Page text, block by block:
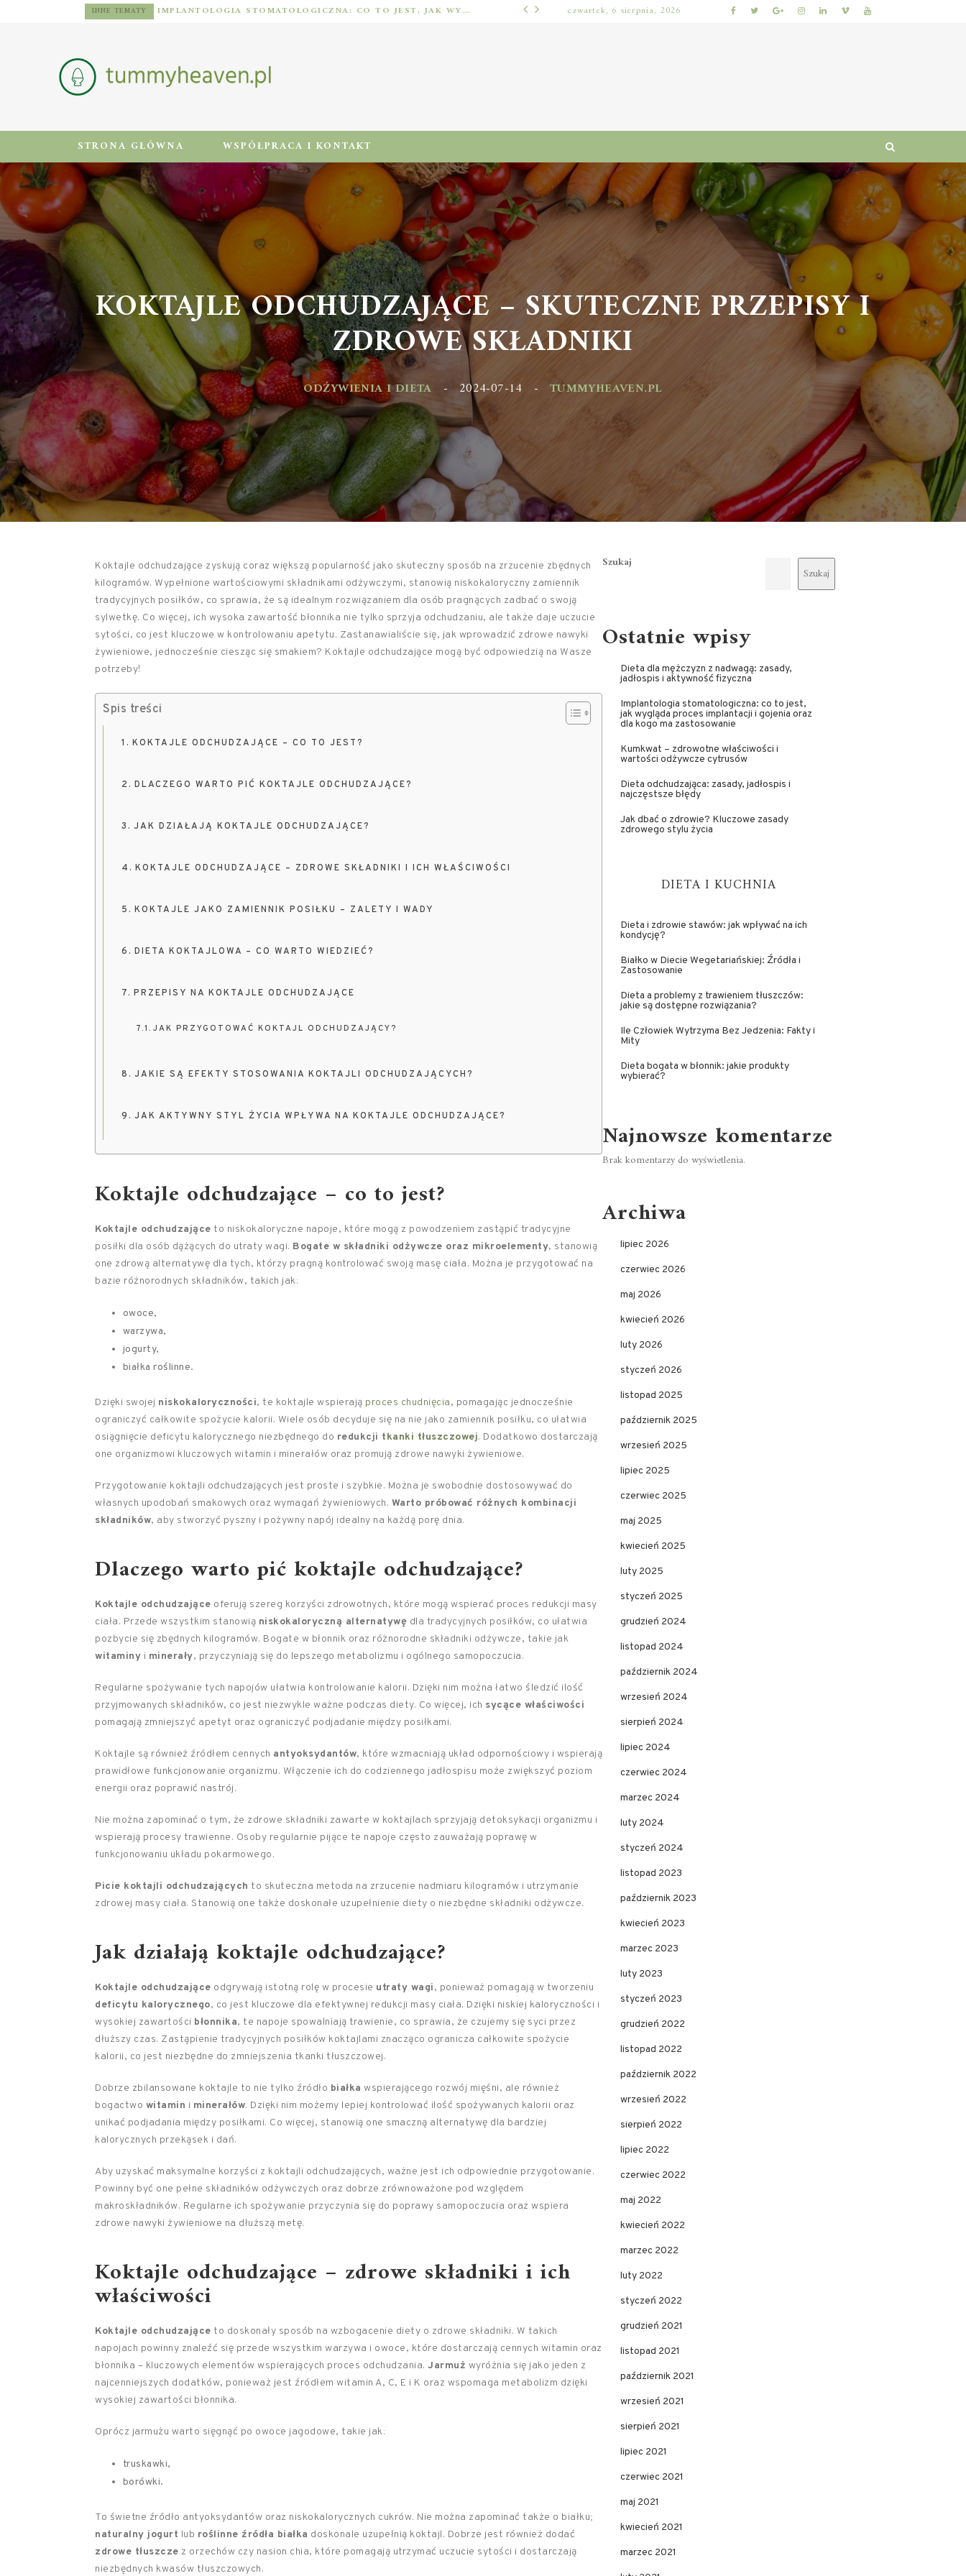
INNE TEMATY IMPLANTOLOGIA STOMATOLOGICZNA: CO TO JEST, JAK WYGLĄDA PROCES IMPLANTACJI I GOJENIA ORAZ DLA KOGO MA ZASTOSOWANIE ODŻYWIENIA I DIETA
czwartek, 6 sierpnia, 2026
STRONA GŁÓWNA WSPÓŁPRACA I KONTAKT
KOKTAJLE ODCHUDZAJĄCE – SKUTECZNE PRZEPISY I
ZDROWE SKŁADNIKI
ODŻYWIENIA I DIETA 2024-07-14 TUMMYHEAVEN.PL
Koktajle odchudzające zyskują coraz większą popularność jako skuteczny sposób na zrzucenie zbędnych
kilogramów. Wypełnione wartościowymi składnikami odżywczymi, stanowią niskokaloryczny zamiennik
tradycyjnych posiłków, co sprawia, że są idealnym rozwiązaniem dla osób pragnących zadbać o swoją
sylwetkę. Co więcej, ich wysoka zawartość błonnika nie tylko sprzyja odchudzaniu, ale także daje uczucie
sytości, co jest kluczowe w kontrolowaniu apetytu. Zastanawialiście się, jak wprowadzić zdrowe nawyki
żywieniowe, jednocześnie ciesząc się smakiem? Koktajle odchudzające mogą być odpowiedzią na Wasze
potrzeby!
Spis treści
KOKTAJLE ODCHUDZAJĄCE – CO TO JEST?
DLACZEGO WARTO PIĆ KOKTAJLE ODCHUDZAJĄCE?
JAK DZIAŁAJĄ KOKTAJLE ODCHUDZAJĄCE?
KOKTAJLE ODCHUDZAJĄCE – ZDROWE SKŁADNIKI I ICH WŁAŚCIWOŚCI
KOKTAJLE JAKO ZAMIENNIK POSIŁKU – ZALETY I WADY
DIETA KOKTAJLOWA – CO WARTO WIEDZIEĆ?
PRZEPISY NA KOKTAJLE ODCHUDZAJĄCE
JAK PRZYGOTOWAĆ KOKTAJL ODCHUDZAJĄCY?
JAKIE SĄ EFEKTY STOSOWANIA KOKTAJLI ODCHUDZAJĄCYCH?
JAK AKTYWNY STYL ŻYCIA WPŁYWA NA KOKTAJLE ODCHUDZAJĄCE?
Koktajle odchudzające – co to jest?
Koktajle odchudzające to niskokaloryczne napoje, które mogą z powodzeniem zastąpić tradycyjne
posiłki dla osób dążących do utraty wagi. Bogate w składniki odżywcze oraz mikroelementy, stanowią
one zdrową alternatywę dla tych, którzy pragną kontrolować swoją masę ciała. Można je przygotować na
bazie różnorodnych składników, takich jak:
owoce,
warzywa,
jogurty,
białka roślinne.
Dzięki swojej niskokaloryczności, te koktajle wspierają proces chudnięcia, pomagając jednocześnie
ograniczyć całkowite spożycie kalorii. Wiele osób decyduje się na nie jako zamiennik posiłku, co ułatwia
osiągnięcie deficytu kalorycznego niezbędnego do redukcji tkanki tłuszczowej. Dodatkowo dostarczają
one organizmowi kluczowych witamin i minerałów oraz promują zdrowe nawyki żywieniowe.
Przygotowanie koktajli odchudzających jest proste i szybkie. Można je swobodnie dostosowywać do
własnych upodobań smakowych oraz wymagań żywieniowych. Warto próbować różnych kombinacji
składników, aby stworzyć pyszny i pożywny napój idealny na każdą porę dnia.
Dlaczego warto pić koktajle odchudzające?
Koktajle odchudzające oferują szereg korzyści zdrowotnych, które mogą wspierać proces redukcji masy
ciała. Przede wszystkim stanowią niskokaloryczną alternatywę dla tradycyjnych posiłków, co ułatwia
pozbycie się zbędnych kilogramów. Bogate w błonnik oraz różnorodne składniki odżywcze, takie jak
witaminy i minerały, przyczyniają się do lepszego metabolizmu i ogólnego samopoczucia.
Regularne spożywanie tych napojów ułatwia kontrolowanie kalorii. Dzięki nim można łatwo śledzić ilość
przyjmowanych składników, co jest niezwykle ważne podczas diety. Co więcej, ich sycące właściwości
pomagają zmniejszyć apetyt oraz ograniczyć podjadanie między posiłkami.
Koktajle są również źródłem cennych antyoksydantów, które wzmacniają układ odpornościowy i wspierają
prawidłowe funkcjonowanie organizmu. Włączenie ich do codziennego jadłospisu może zwiększyć poziom
energii oraz poprawić nastrój.
Nie można zapominać o tym, że zdrowe składniki zawarte w koktajlach sprzyjają detoksykacji organizmu i
wspierają procesy trawienne. Osoby regularnie pijące te napoje często zauważają poprawę w
funkcjonowaniu układu pokarmowego.
Picie koktajli odchudzających to skuteczna metoda na zrzucenie nadmiaru kilogramów i utrzymanie
zdrowej masy ciała. Stanowią one także doskonałe uzupełnienie diety o niezbędne składniki odżywcze.
Jak działają koktajle odchudzające?
Koktajle odchudzające odgrywają istotną rolę w procesie utraty wagi, ponieważ pomagają w tworzeniu
deficytu kalorycznego, co jest kluczowe dla efektywnej redukcji masy ciała. Dzięki niskiej kaloryczności i
wysokiej zawartości błonnika, te napoje spowalniają trawienie, co sprawia, że czujemy się syci przez
dłuższy czas. Zastąpienie tradycyjnych posiłków koktajlami znacząco ogranicza całkowite spożycie
kalorii, co jest niezbędne do zmniejszenia tkanki tłuszczowej.
Dobrze zbilansowane koktajle to nie tylko źródło białka wspierającego rozwój mięśni, ale również
bogactwo witamin i minerałów. Dzięki nim możemy lepiej kontrolować ilość spożywanych kalorii oraz
unikać podjadania między posiłkami. Co więcej, stanowią one smaczną alternatywę dla bardziej
kalorycznych przekąsek i dań.
Aby uzyskać maksymalne korzyści z koktajli odchudzających, ważne jest ich odpowiednie przygotowanie.
Powinny być one pełne składników odżywczych oraz dobrze zrównoważone pod względem
makroskładników. Regularne ich spożywanie przyczynia się do poprawy samopoczucia oraz wspiera
zdrowe nawyki żywieniowe na dłuższą metę.
Koktajle odchudzające – zdrowe składniki i ich
właściwości
Koktajle odchudzające to doskonały sposób na wzbogacenie diety o zdrowe składniki. W takich
napojach powinny znaleźć się przede wszystkim warzywa i owoce, które dostarczają cennych witamin oraz
błonnika – kluczowych elementów wspierających proces odchudzania. Jarmuż wyróżnia się jako jeden z
najcenniejszych dodatków, ponieważ jest źródłem witamin A, C, E i K oraz wspomaga metabolizm dzięki
wysokiej zawartości błonnika.
Oprócz jarmużu warto sięgnąć po owoce jagodowe, takie jak:
truskawki,
borówki.
To świetne źródło antyoksydantów oraz niskokalorycznych cukrów. Nie można zapominać także o białku;
naturalny jogurt lub roślinne źródła białka doskonale uzupełnią koktajl. Dobrze jest również dodać
zdrowe tłuszcze z orzechów czy nasion chia, które pomagają utrzymać uczucie sytości i dostarczają
niezbędnych kwasów tłuszczowych.
Szukaj
Szukaj
Ostatnie wpisy
Dieta dla mężczyzn z nadwagą: zasady,
jadłospis i aktywność fizyczna
Implantologia stomatologiczna: co to jest,
jak wygląda proces implantacji i gojenia oraz
dla kogo ma zastosowanie
Kumkwat – zdrowotne właściwości i
wartości odżywcze cytrusów
Dieta odchudzająca: zasady, jadłospis i
najczęstsze błędy
Jak dbać o zdrowie? Kluczowe zasady
zdrowego stylu życia
DIETA I KUCHNIA
Dieta i zdrowie stawów: jak wpływać na ich
kondycję?
Białko w Diecie Wegetariańskiej: Źródła i
Zastosowanie
Dieta a problemy z trawieniem tłuszczów:
jakie są dostępne rozwiązania?
Ile Człowiek Wytrzyma Bez Jedzenia: Fakty i
Mity
Dieta bogata w błonnik: jakie produkty
wybierać?
Najnowsze komentarze
Brak komentarzy do wyświetlenia.
Archiwa
lipiec 2026
czerwiec 2026
maj 2026
kwiecień 2026
luty 2026
styczeń 2026
listopad 2025
październik 2025
wrzesień 2025
lipiec 2025
czerwiec 2025
maj 2025
kwiecień 2025
luty 2025
styczeń 2025
grudzień 2024
listopad 2024
październik 2024
wrzesień 2024
sierpień 2024
lipiec 2024
czerwiec 2024
marzec 2024
luty 2024
styczeń 2024
listopad 2023
październik 2023
kwiecień 2023
marzec 2023
luty 2023
styczeń 2023
grudzień 2022
listopad 2022
październik 2022
wrzesień 2022
sierpień 2022
lipiec 2022
czerwiec 2022
maj 2022
kwiecień 2022
marzec 2022
luty 2022
styczeń 2022
grudzień 2021
listopad 2021
październik 2021
wrzesień 2021
sierpień 2021
lipiec 2021
czerwiec 2021
maj 2021
kwiecień 2021
marzec 2021